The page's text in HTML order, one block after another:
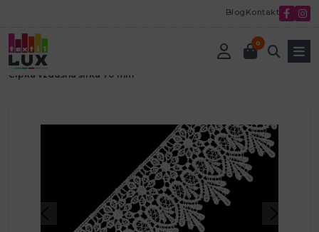
Blog Kontakt
0
Úvod
vzdušné čipky
Čipka vzdušná šírka 70 mm